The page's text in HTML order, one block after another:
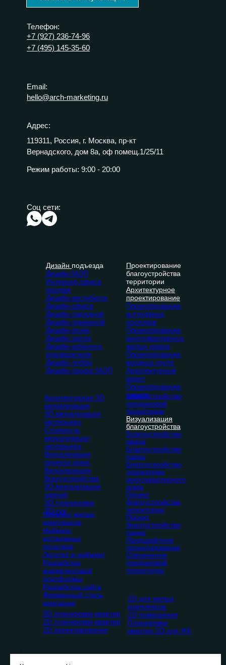
Адрес:
119311, Россия, г. Москва, пр-кт
Вернадского, дом 8а, оф помещ.1/25/11
Режим работы: 9:00 - 20:00
Соц сети:
Email:
hello@arch-marketing.ru
Телефон:
+7 (927) 236-74-96
+7 (495) 145-35-60
Благоустройство
придомовой
территории
Визуализация
благоустройства
Благоустройство
двора
Благоустройство
парка
Благоустройство
территории
многоквартирного
дома
Проект
благоустройства
территории
Проект
благоустройства
парка
Ландшафтное
проектирование
Озеленение
придомовой
территории
Дизайн подъезда
Дизайн МОП
Интерьер офиса
продаж
Дизайн вестибюля
Дизайн офиса
Дизайн парадной
Дизайн приемной
Дизайн фойе
Дизайн холла
Дизайн кабинета
руководителя
Дизайн лобби
Дизайн проект МОП
Проектирование
благоустройства
территории
Архитектурное
проектирование
Проектирование
коттеджных
поселков
Проектирование
многоквартирных
жилых домов
Проектирование
входных групп
Архитектурный
макет
Проектирование
парков
3D планировки квартир
2D планировки квартир
2D проектирование
2D для жилых
комплексов
2D помещения
Планировки
квартир 2D для ЖК
Архитектурная 3D
визуализация
3D визуализация
экстерьера
Стоимость
визуализации
экстерьера
Визуализация
проекта дома
Визуализация
благоустройства
3D визуализация
зданий
3D планировка
3D тур
Нейминг жилых
комплексов
Нейминг
коттеджных
поселков
Логотип и нейминг
Разработка
маркетинговой
платформы
Разработка сайта
Фирменный стиль
компании